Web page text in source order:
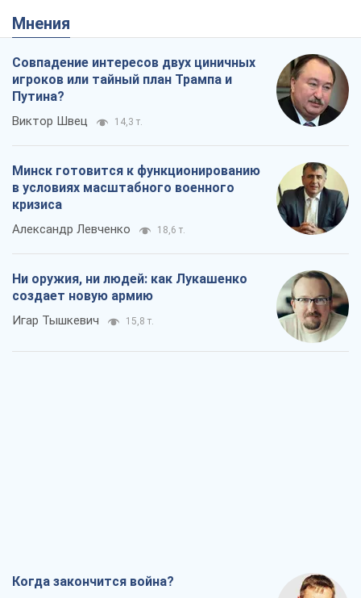
Мнения
Совпадение интересов двух циничных
игроков или тайный план Трампа и
Путина?
Виктор Швец 14,3 т.
Минск готовится к функционированию
в условиях масштабного военного
кризиса
Александр Левченко 18,6 т.
Ни оружия, ни людей: как Лукашенко
создает новую армию
Игар Тышкевич 15,8 т.
Когда закончится война?